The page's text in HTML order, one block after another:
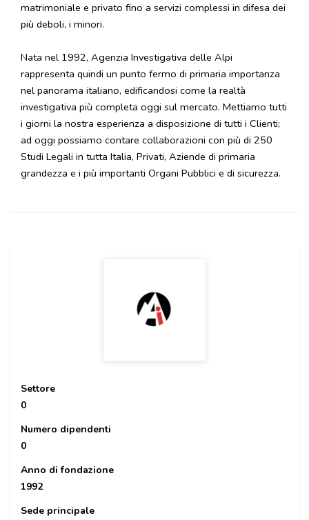
matrimoniale e privato fino a servizi complessi in difesa dei
più deboli, i minori.
Nata nel 1992, Agenzia Investigativa delle Alpi
rappresenta quindi un punto fermo di primaria importanza
nel panorama italiano, edificandosi come la realtà
investigativa più completa oggi sul mercato. Mettiamo tutti
i giorni la nostra esperienza a disposizione di tutti i Clienti;
ad oggi possiamo contare collaborazioni con più di 250
Studi Legali in tutta Italia, Privati, Aziende di primaria
grandezza e i più importanti Organi Pubblici e di sicurezza.
Settore
0
Numero dipendenti
0
Anno di fondazione
1992
Sede principale